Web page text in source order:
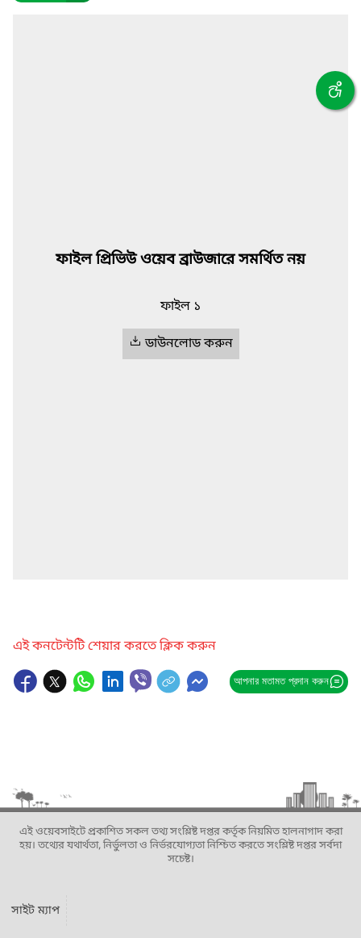
ফাইল প্রিভিউ ওয়েব ব্রাউজারে সমর্থিত নয়
ফাইল ১
ডাউনলোড করুন
এই কনটেন্টটি শেয়ার করতে ক্লিক করুন
আপনার মতামত প্রদান করুন
এই ওয়েবসাইটে প্রকাশিত সকল তথ্য সংশ্লিষ্ট দপ্তর কর্তৃক নিয়মিত হালনাগাদ করা
হয়। তথ্যের যথার্থতা, নির্ভুলতা ও নির্ভরযোগ্যতা নিশ্চিত করতে সংশ্লিষ্ট দপ্তর সর্বদা
সচেষ্ট।
সাইট ম্যাপ